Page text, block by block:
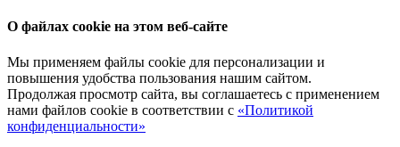
О файлах cookie на этом веб-сайте
Мы применяем файлы cookie для персонализации и
повышения удобства пользования нашим сайтом.
Продолжая просмотр сайта, вы соглашаетесь с применением
нами файлов cookie в соответствии с «Политикой
конфиденциальности»